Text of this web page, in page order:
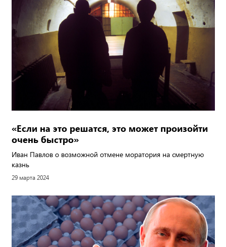
«Если на это решатся, это может произойти
очень быстро»
Иван Павлов о возможной отмене моратория на смертную
казнь
29 марта 2024